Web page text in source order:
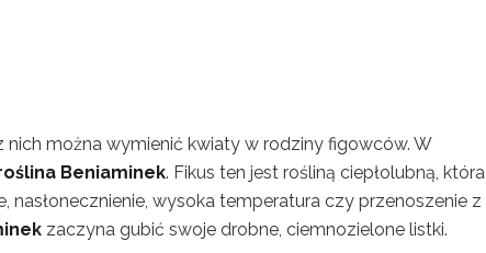
można wymienić kwiaty w rodziny figowców. W
Beniaminek. Fikus ten jest rośliną ciepłolubną, która
wysoka temperatura czy przenoszenie z
zaczyna gubić swoje drobne, ciemnozielone listki.